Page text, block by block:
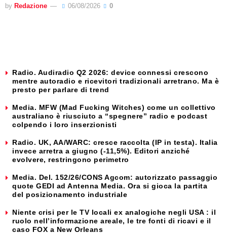
by Redazione 06/08/2026 0
Radio. Audiradio Q2 2026: device connessi crescono
mentre autoradio e ricevitori tradizionali arretrano. Ma è
presto per parlare di trend
Media. MFW (Mad Fucking Witches) come un collettivo
australiano è riusciuto a “spegnere” radio e podcast
colpendo i loro inserzionisti
Radio. UK, AA/WARC: cresce raccolta (IP in testa). Italia
invece arretra a giugno (-11,5%). Editori anziché
evolvere, restringono perimetro
Media. Del. 152/26/CONS Agcom: autorizzato passaggio
quote GEDI ad Antenna Media. Ora si gioca la partita
del posizionamento industriale
Niente crisi per le TV locali ex analogiche negli USA : il
ruolo nell’informazione areale, le tre fonti di ricavi e il
caso FOX a New Orleans